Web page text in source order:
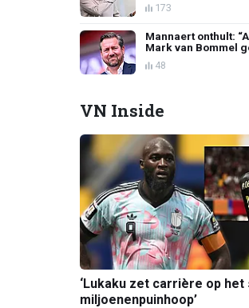
173
Mannaert onthult:
Mark van Bommel
48
VN Inside
‘Lukaku zet carrière op het
miljoenenpuinhoop’